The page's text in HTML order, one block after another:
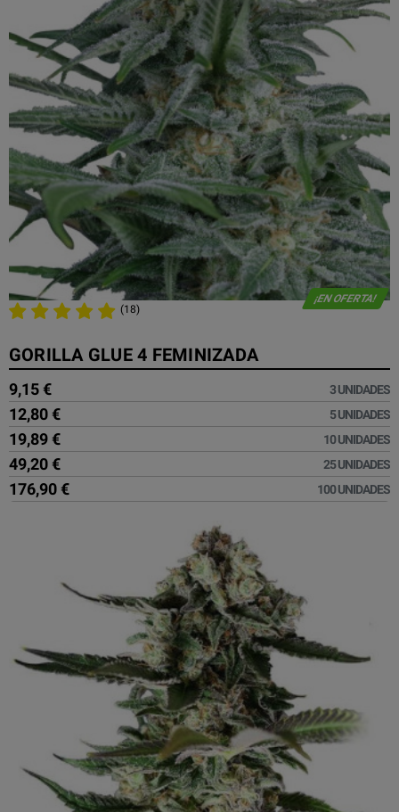
¡EN OFERTA!
(18)
GORILLA GLUE 4 FEMINIZADA
9,15 € 3 UNIDADES
12,80 € 5 UNIDADES
19,89 € 10 UNIDADES
49,20 € 25 UNIDADES
176,90 € 100 UNIDADES